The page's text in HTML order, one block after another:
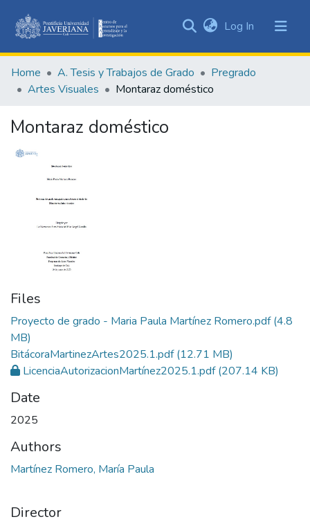
&
Collections
Statistics
Log In (current)
Home A. Tesis y Trabajos de Grado
Pregrado
Artes Visuales
Montaraz doméstico
Montaraz doméstico
Files
Proyecto de grado - Maria Paula Martínez Romero.pdf(4.8
MB)
BitácoraMartinezArtes2025.1.pdf(12.71 MB)
LicenciaAutorizacionMartínez2025.1.pdf(207.14 KB)
Date
2025
Authors
Martínez Romero, María Paula
Director